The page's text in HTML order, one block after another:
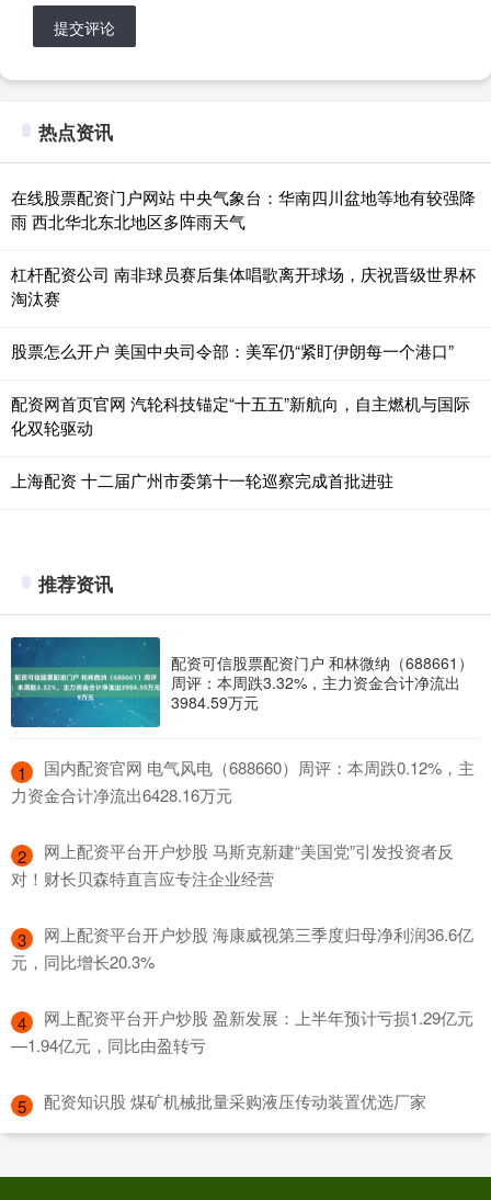
提交评论
热点资讯
在线股票配资门户网站 中央气象台：华南四川盆地等地有较强降
雨 西北华北东北地区多阵雨天气
杠杆配资公司 南非球员赛后集体唱歌离开球场，庆祝晋级世界杯
淘汰赛
股票怎么开户 美国中央司令部：美军仍“紧盯伊朗每一个港口”
配资网首页官网 汽轮科技锚定“十五五”新航向，自主燃机与国际
化双轮驱动
上海配资 十二届广州市委第十一轮巡察完成首批进驻
推荐资讯
配资可信股票配资门户 和林微纳（688661）
周评：本周跌3.32%，主力资金合计净流出
3984.59万元
1
​国内配资官网 电气风电（688660）周评：本周跌0.12%，主
力资金合计净流出6428.16万元
2
​网上配资平台开户炒股 马斯克新建“美国党”引发投资者反
对！财长贝森特直言应专注企业经营
3
​网上配资平台开户炒股 海康威视第三季度归母净利润36.6亿
元，同比增长20.3%
4
​网上配资平台开户炒股 盈新发展：上半年预计亏损1.29亿元
—1.94亿元，同比由盈转亏
5 ​配资知识股 煤矿机械批量采购液压传动装置优选厂家